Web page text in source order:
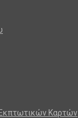
Εκπτωτικών Καρτών